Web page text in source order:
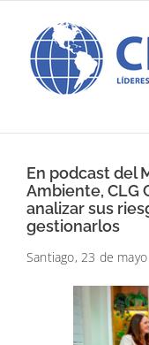
contenido
En podcast del
Ambiente, CLG
analizar sus
gestionarlos
Santiago, 23 de